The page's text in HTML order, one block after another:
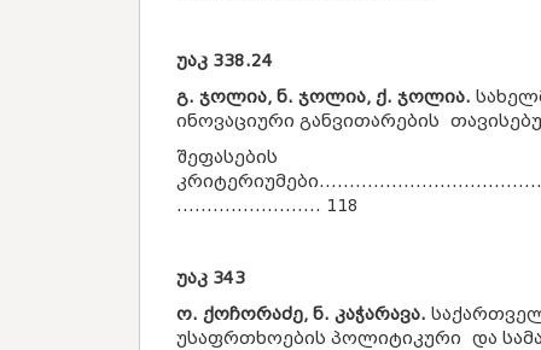
უაკ 338.24
გ. ჯოლია, ნ. ჯოლია, ქ. ჯოლია.
ინოვაციური განვითარების
შეფასების
........................ 118
უაკ 343
ო. ქოჩორაძე, ნ. კაჭარავა.
უსაფრთხოების პოლიტიკური და